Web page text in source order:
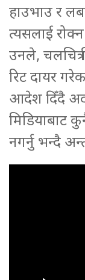
हाउभाउ र
त्यसलाई
उनले, चलचित्र
रिट दायर
आदेश दिँदै
मिडियाबाट
नगर्नु भन्दै